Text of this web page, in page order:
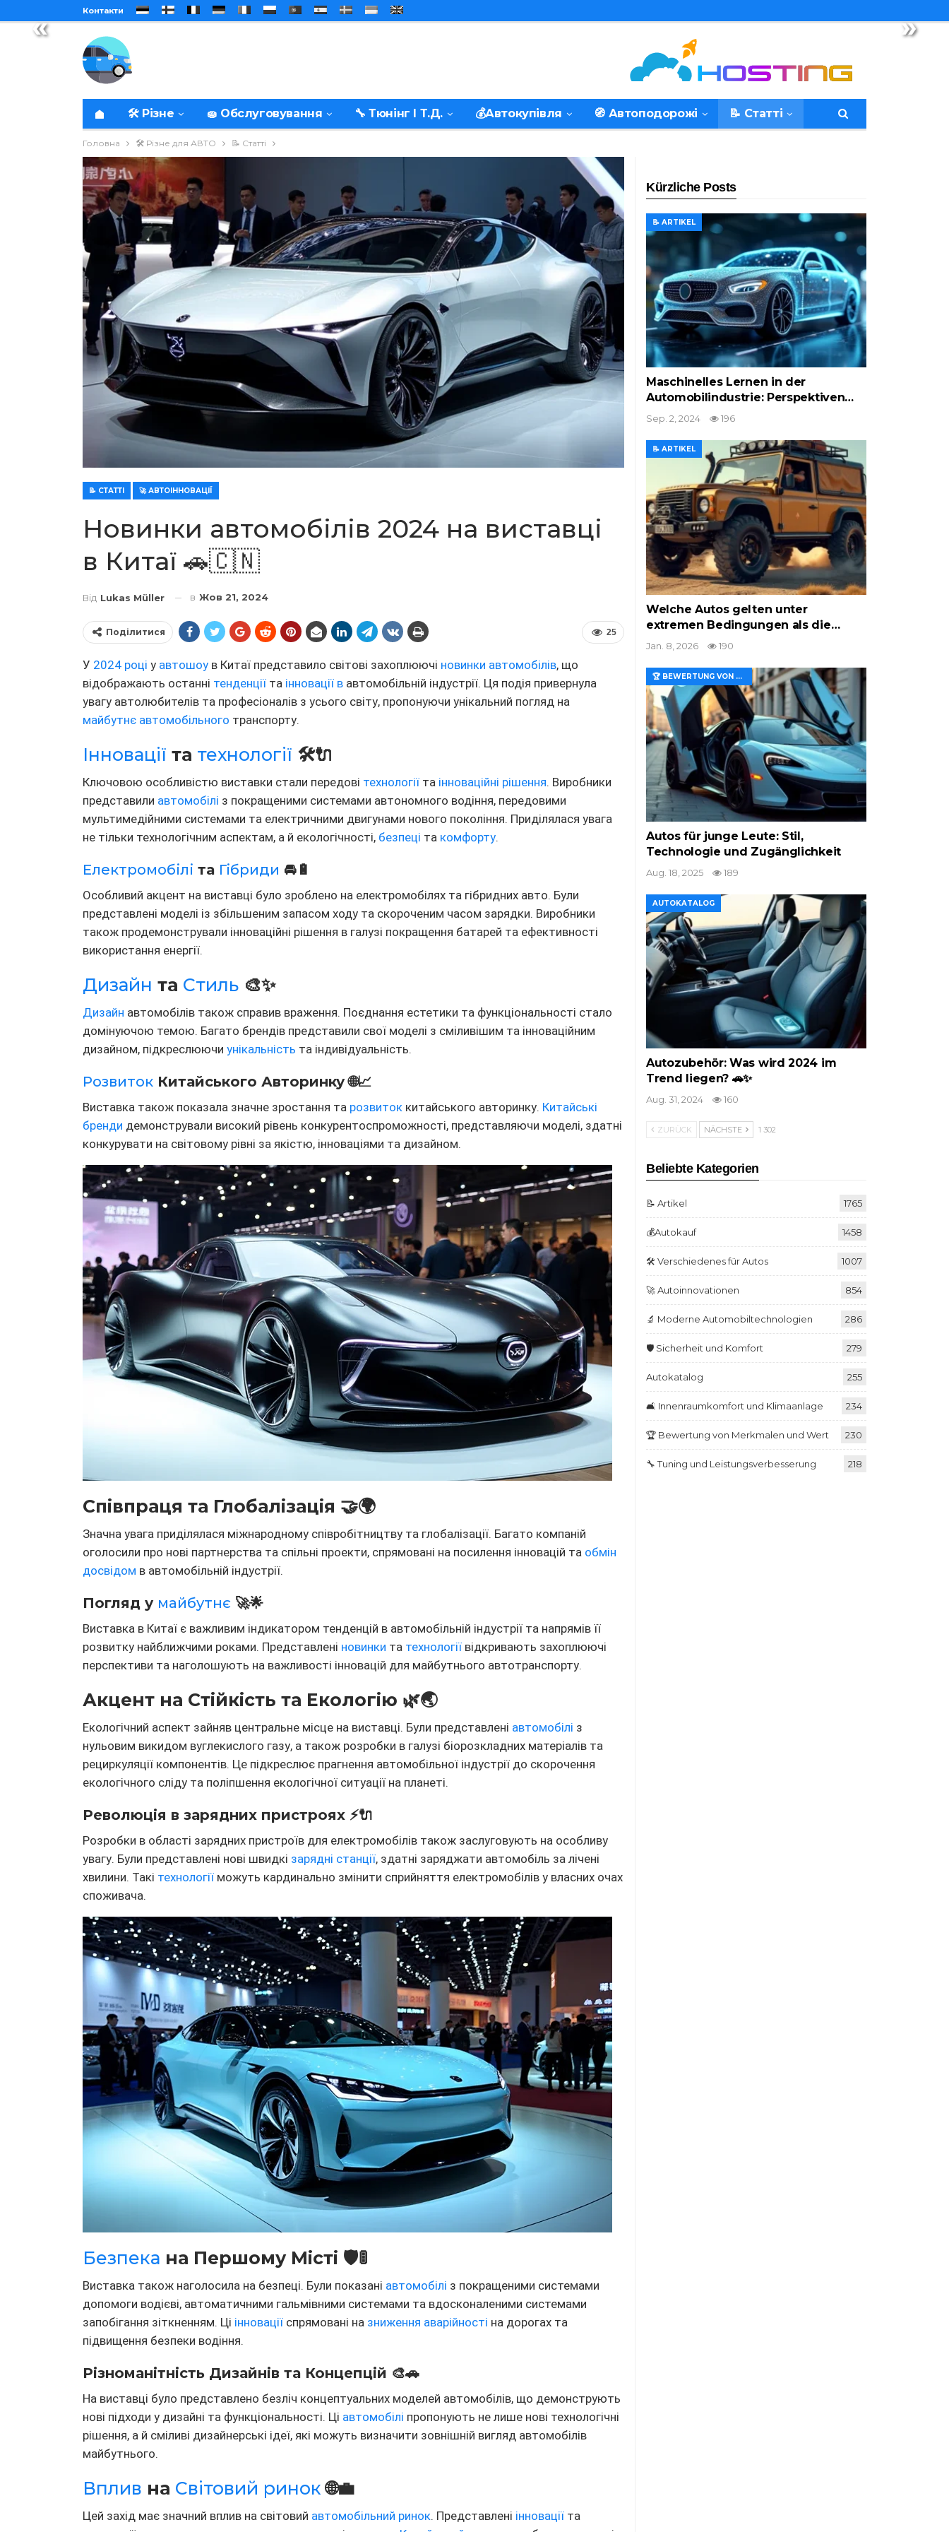
« »
Контакти
🛠️ Різне 🧽 Обслуговування 🔧 Тюнінг І Т.д. 💰Автокупівля 🧭 Автоподорожі 📝 Статті
Головна 🛠️ Різне для АВТО 📝 Статті
📝 СТАТТІ 🚀 АВТОІННОВАЦІЇ
Новинки автомобілів 2024 на виставці
в Китаї 🚗🇨🇳
Від Lukas Müller в Жов 21, 2024
25
Поділитися
У 2024 році у автошоу в Китаї представило світові захоплюючі новинки автомобілів, що
відображають останні тенденції та інновації в автомобільній індустрії. Ця подія привернула
увагу автолюбителів та професіоналів з усього світу, пропонуючи унікальний погляд на
майбутнє автомобільного транспорту.
Інновації та технології 🛠️🔌
Ключовою особливістю виставки стали передові технології та інноваційні рішення. Виробники
представили автомобілі з покращеними системами автономного водіння, передовими
мультимедійними системами та електричними двигунами нового покоління. Приділялася увага
не тільки технологічним аспектам, а й екологічності, безпеці та комфорту.
Електромобілі та Гібриди 🚘🔋
Особливий акцент на виставці було зроблено на електромобілях та гібридних авто. Були
представлені моделі із збільшеним запасом ходу та скороченим часом зарядки. Виробники
також продемонстрували інноваційні рішення в галузі покращення батарей та ефективності
використання енергії.
Дизайн та Стиль 🎨✨
Дизайн автомобілів також справив враження. Поєднання естетики та функціональності стало
домінуючою темою. Багато брендів представили свої моделі з сміливішим та інноваційним
дизайном, підкреслюючи унікальність та індивідуальність.
Розвиток Китайського Авторинку 🌐📈
Виставка також показала значне зростання та розвиток китайського авторинку. Китайські
бренди демонстрували високий рівень конкурентоспроможності, представляючи моделі, здатні
конкурувати на світовому рівні за якістю, інноваціями та дизайном.
Співпраця та Глобалізація 🤝🌍
Значна увага приділялася міжнародному співробітництву та глобалізації. Багато компаній
оголосили про нові партнерства та спільні проекти, спрямовані на посилення інновацій та обмін
досвідом в автомобільній індустрії.
Погляд у майбутнє 🚀🌟
Виставка в Китаї є важливим індикатором тенденцій в автомобільній індустрії та напрямів її
розвитку найближчими роками. Представлені новинки та технології відкривають захоплюючі
перспективи та наголошують на важливості інновацій для майбутнього автотранспорту.
Акцент на Стійкість та Екологію 🌿🌏
Екологічний аспект зайняв центральне місце на виставці. Були представлені автомобілі з
нульовим викидом вуглекислого газу, а також розробки в галузі біорозкладних матеріалів та
рециркуляції компонентів. Це підкреслює прагнення автомобільної індустрії до скорочення
екологічного сліду та поліпшення екологічної ситуації на планеті.
Революція в зарядних пристроях ⚡🔌
Розробки в області зарядних пристроїв для електромобілів також заслуговують на особливу
увагу. Були представлені нові швидкі зарядні станції, здатні заряджати автомобіль за лічені
хвилини. Такі технології можуть кардинально змінити сприйняття електромобілів у власних очах
споживача.
Безпека на Першому Місті 🛡️🚦
Виставка також наголосила на безпеці. Були показані автомобілі з покращеними системами
допомоги водієві, автоматичними гальмівними системами та вдосконаленими системами
запобігання зіткненням. Ці інновації спрямовані на зниження аварійності на дорогах та
підвищення безпеки водіння.
Різноманітність Дизайнів та Концепцій 🎨🚗
На виставці було представлено безліч концептуальних моделей автомобілів, що демонструють
нові підходи у дизайні та функціональності. Ці автомобілі пропонують не лише нові технологічні
рішення, а й сміливі дизайнерські ідеї, які можуть визначити зовнішній вигляд автомобілів
майбутнього.
Вплив на Світовий ринок 🌐💼
Цей захід має значний вплив на світовий автомобільний ринок. Представлені інновації та
Kürzliche Posts
📝 ARTIKEL
Maschinelles Lernen in der
Automobilindustrie: Perspektiven…
Sep. 2, 2024 196
📝 ARTIKEL
Welche Autos gelten unter
extremen Bedingungen als die…
Jan. 8, 2026 190
🏆 BEWERTUNG VON MERKMALEN UND WERT
Autos für junge Leute: Stil,
Technologie und Zugänglichkeit
Aug. 18, 2025 189
AUTOKATALOG
Autozubehör: Was wird 2024 im
Trend liegen? 🚗✨
Aug. 31, 2024 160
ZURÜCK NÄCHSTE 1 302
Beliebte Kategorien
📝 Artikel 1765
💰Autokauf 1458
🛠️ Verschiedenes für Autos 1007
🚀 Autoinnovationen 854
🔬 Moderne Automobiltechnologien 286
🛡️ Sicherheit und Komfort 279
Autokatalog 255
🛋️ Innenraumkomfort und Klimaanlage 234
🏆 Bewertung von Merkmalen und Wert 230
🔧 Tuning und Leistungsverbesserung 218